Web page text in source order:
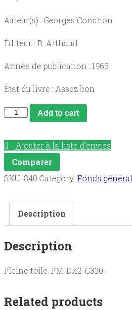
Auteur(s) : Georges Conchon
Éditeur : B. Arthaud
Année de publication : 1963
État du livre : Assez bon
L'AuvergneAdd to cart
Ajouter à la liste d’envies
Comparer
SKU: 840 Category: Fonds général
Description
Description
Pleine toile. PM-DX2-C320.
Related products